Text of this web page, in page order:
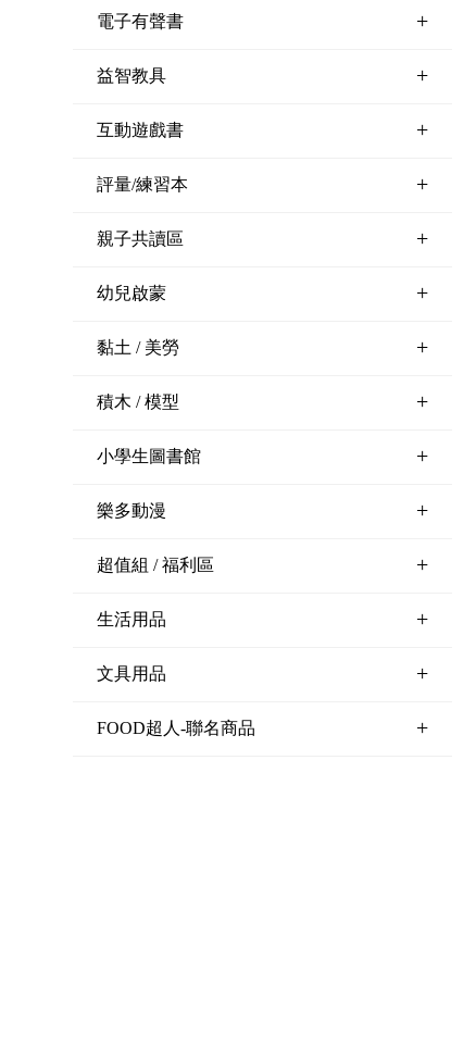
電子有聲書 +
益智教具 +
互動遊戲書 +
評量/練習本 +
親子共讀區 +
幼兒啟蒙 +
黏土 / 美勞 +
積木 / 模型 +
小學生圖書館 +
樂多動漫 +
超值組 / 福利區 +
生活用品 +
文具用品 +
FOOD超人-聯名商品 +